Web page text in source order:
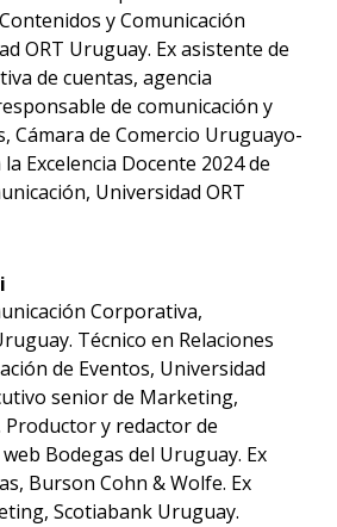
de
y Comunicación
ORT Uruguay. Ex asistente de
de cuentas, agencia
de comunicación y
Cámara de Comercio Uruguayo-
Excelencia Docente 2024 de
Universidad ORT
Corporativa,
Técnico en Relaciones
de Eventos, Universidad
senior de Marketing,
Productor y redactor de
Bodegas del Uruguay. Ex
Burson Cohn & Wolfe. Ex
Scotiabank Uruguay.